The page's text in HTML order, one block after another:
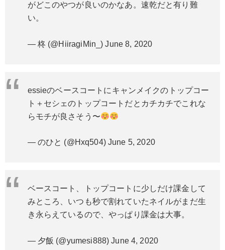
がどこのやつが良いのかなあ。速乾だと有り難
い。
— 柊 (@HiiragiMin_)June 8, 2020
essieのベースコートにキャンメイクのトップコー
ト＋セシェのトップコートだとカチカチでこれな
らモチが良さそう〜
— のひと (@Hxq504) June 5, 2020
ベースコート、トップコートに少しだけ課金して
みところ、いつも秒で割れていたネイルがまだ生
き永らえているので、やっぱり課金は大事。
— 夕飯 (@yumesi888)June 4, 2020